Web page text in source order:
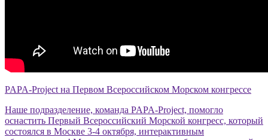
PAPA-Project на Первом Всероссийском Морском конгрессе
Наше подразделение, команда PAPA-Project, помогло
оснастить Первый Всероссийский Морской конгресс, который
состоялся в Москве 3-4 октября, интерактивным